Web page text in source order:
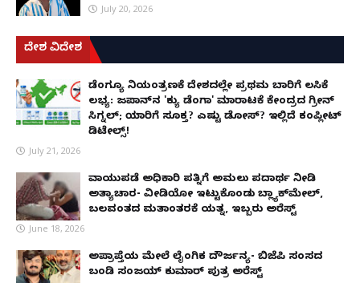
July 20, 2026
ದೇಶ ವಿದೇಶ
ಡೆಂಗ್ಯೂ ನಿಯಂತ್ರಣಕ್ಕೆ ದೇಶದಲ್ಲೇ ಪ್ರಥಮ ಬಾರಿಗೆ ಲಸಿಕೆ
ಲಭ್ಯ: ಜಪಾನ್‌ನ 'ಕ್ಯು ಡೆಂಗಾ' ಮಾರಾಟಕ್ಕೆ ಕೇಂದ್ರದ ಗ್ರೀನ್
ಸಿಗ್ನಲ್; ಯಾರಿಗೆ ಸೂಕ್ತ? ಎಷ್ಟು ಡೋಸ್? ಇಲ್ಲಿದೆ ಕಂಪ್ಲೀಟ್
ಡಿಟೇಲ್ಸ್!
July 21, 2026
ವಾಯುಪಡೆ ಅಧಿಕಾರಿ ಪತ್ನಿಗೆ ಅಮಲು ಪದಾರ್ಥ ನೀಡಿ
ಅತ್ಯಾಚಾರ- ವೀಡಿಯೋ ಇಟ್ಟುಕೊಂಡು ಬ್ಲ್ಯಾಕ್‌ಮೇಲ್,
ಬಲವಂತದ ಮತಾಂತರಕ್ಕೆ ಯತ್ನ, ಇಬ್ಬರು ಅರೆಸ್ಟ್
June 18, 2026
ಅಪ್ರಾಪ್ತೆಯ ಮೇಲೆ ಲೈಂಗಿಕ ದೌರ್ಜನ್ಯ- ಬಿಜೆಪಿ ಸಂಸದ
ಬಂಡಿ ಸಂಜಯ್ ಕುಮಾರ್ ಪುತ್ರ ಅರೆಸ್ಟ್